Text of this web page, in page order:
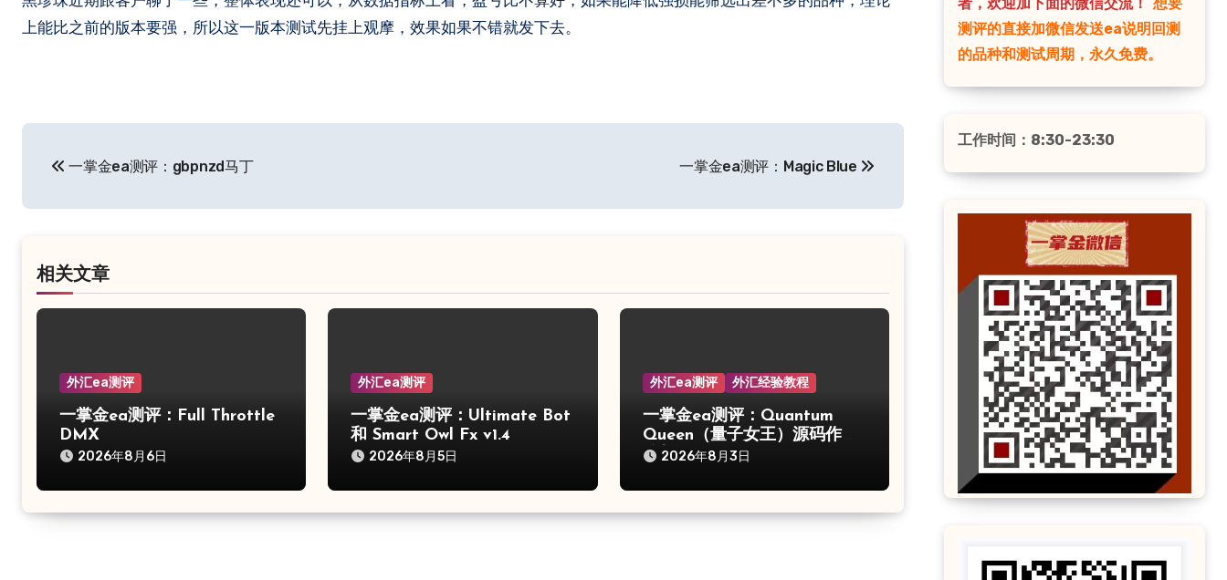
上能比之前的版本要强，所以这一版本测试先挂上观摩，效果如果不错就发下去。
导
一掌金ea测评：gbpnzd马丁 一掌金ea测评：Magic Blue
相关文章
外汇ea测评
一掌金ea测评：Full Throttle
DMX
2026年8月6日
外汇ea测评
一掌金ea测评：Ultimate Bot
和 Smart Owl Fx v1.4
2026年8月5日
外汇ea测评 外汇经验教程
一掌金ea测评：Quantum
Queen（量子女王）源码作弊
分析2026年8月3日
测评的直接加微信发送ea说明回测
的品种和测试周期，永久免费。
工作时间：8:30-23:30